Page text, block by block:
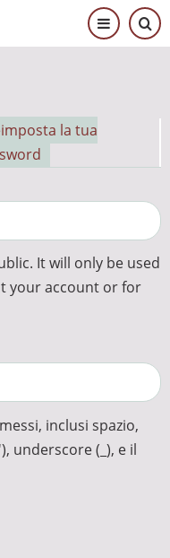
la tua
It will only be used
your account or for
inclusi spazio,
underscore (_), e il